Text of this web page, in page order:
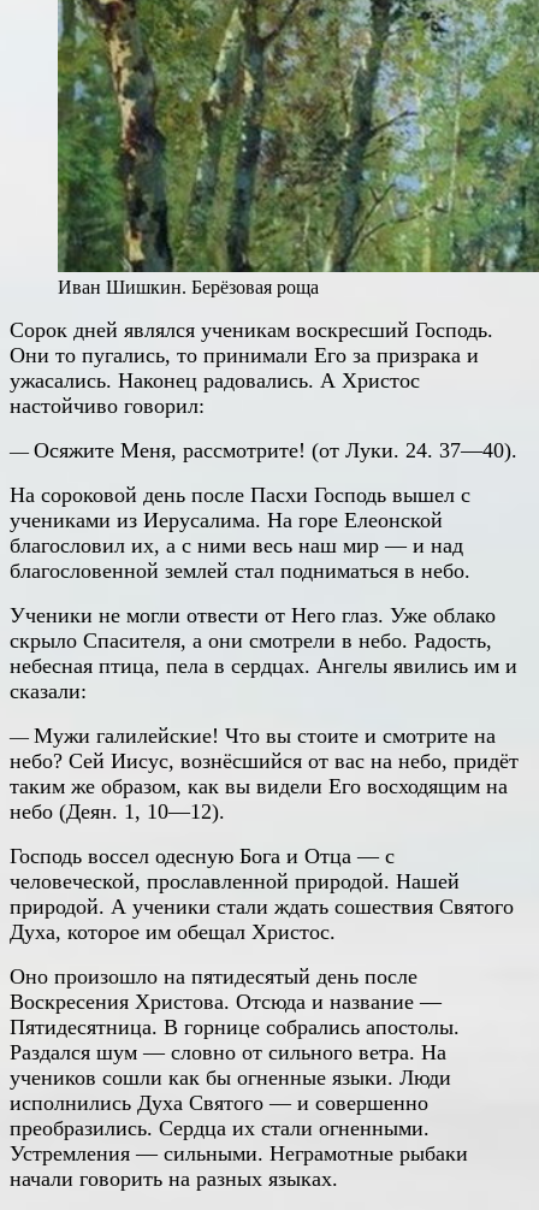
Иван Шишкин. Берёзовая роща
Сорок дней являлся ученикам воскресший Господь.
Они то пугались, то принимали Его за призрака и
ужасались. Наконец радовались. А Христос
настойчиво говорил:
— Осяжите Меня, рассмотрите! (от Луки. 24. 37—40).
На сороковой день после Пасхи Господь вышел с
учениками из Иерусалима. На горе Елеонской
благословил их, а с ними весь наш мир — и над
благословенной землей стал подниматься в небо.
Ученики не могли отвести от Него глаз. Уже облако
скрыло Спасителя, а они смотрели в небо. Радость,
небесная птица, пела в сердцах. Ангелы явились им и
сказали:
— Мужи галилейские! Что вы стоите и смотрите на
небо? Сей Иисус, вознёсшийся от вас на небо, придёт
таким же образом, как вы видели Его восходящим на
небо (Деян. 1, 10—12).
Господь воссел одесную Бога и Отца — с
человеческой, прославленной природой. Нашей
природой. А ученики стали ждать сошествия Святого
Духа, которое им обещал Христос.
Оно произошло на пятидесятый день после
Воскресения Христова. Отсюда и название —
Пятидесятница. В горнице собрались апостолы.
Раздался шум — словно от сильного ветра. На
учеников сошли как бы огненные языки. Люди
исполнились Духа Святого — и совершенно
преобразились. Сердца их стали огненными.
Устремления — сильными. Неграмотные рыбаки
начали говорить на разных языках.